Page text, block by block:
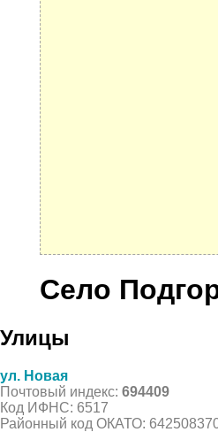
Село
Улицы
ул. Новая
Почтовый индекс: 694409
Код ИФНС: 6517
Районный код ОКАТО: